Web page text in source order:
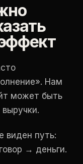
Нам
может быть
виден путь:
→ деньги.